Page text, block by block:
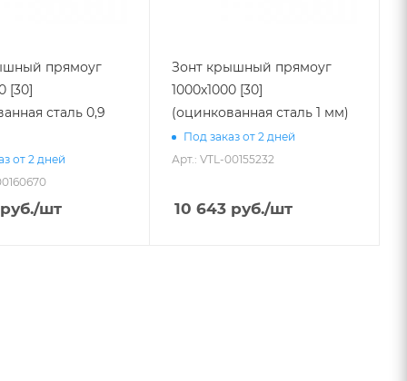
прямоуг
[30]
сталь 0,9
от 2 дней
/шт
Зонт крышный прямоуг
1000х1000 [30]
(оцинкованная сталь 1 мм)
Под заказ от 2 дней
Арт.: VTL-00155232
10 643 руб./шт